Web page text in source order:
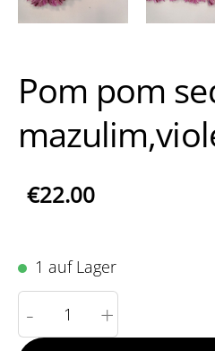
Pom pom
€22.00
1 auf Lager
- +